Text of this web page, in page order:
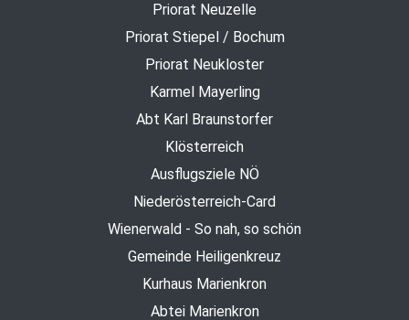
Priorat Neuzelle
Priorat Stiepel / Bochum
Priorat Neukloster
Karmel Mayerling
Abt Karl Braunstorfer
Klösterreich
Ausflugsziele NÖ
Niederösterreich-Card
Wienerwald - So nah, so schön
Gemeinde Heiligenkreuz
Kurhaus Marienkron
Abtei Marienkron